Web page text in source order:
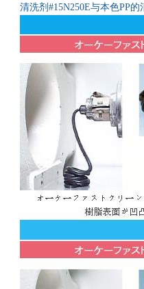
清洗剂 #15N250E与本色PP的